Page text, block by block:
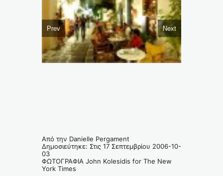
Prev Next
Από την Danielle Pergament
Δημοσιεύτηκε: Στις 17 Σεπτεμβρίου 2006-10-
03
ΦΩΤΟΓΡΑΦΙΑ John Kolesidis for The New
York Times